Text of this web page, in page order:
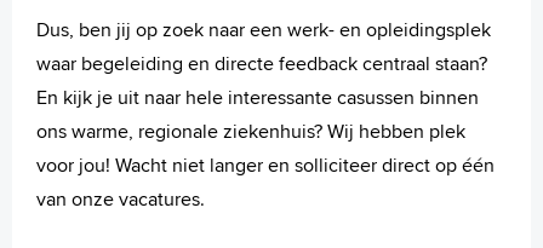
Dus, ben jij op zoek naar een werk- en opleidingsplek
waar begeleiding en directe feedback centraal staan?
En kijk je uit naar hele interessante casussen binnen
ons warme, regionale ziekenhuis? Wij hebben plek
voor jou! Wacht niet langer en solliciteer direct op één
van onze vacatures.